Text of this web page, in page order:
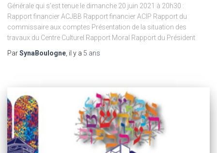
Générale qui s’est tenue le dimanche 20 juin 2021 à 20h30 :
Rapport financier ACJBB Rapport financier ACIP Rapport du
commissaire aux comptes Présentation de la situation des
travaux du Centre Culturel Rapport Moral Rapport du Président
ParSynaBoulogne, il y a 5 ans